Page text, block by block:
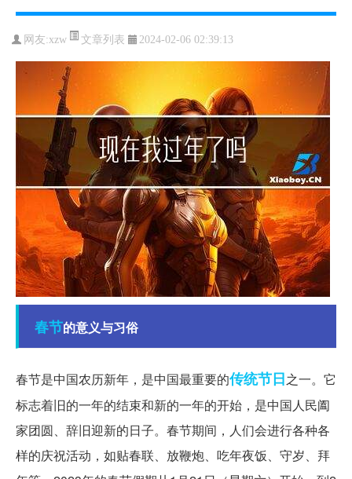
网友:xzw 文章列表 2024-02-06 02:39:13
春节的意义与习俗
春节是中国农历新年，是中国最重要的传统节日之一。它
标志着旧的一年的结束和新的一年的开始，是中国人民阖
家团圆、辞旧迎新的日子。春节期间，人们会进行各种各
样的庆祝活动，如贴春联、放鞭炮、吃年夜饭、守岁、拜